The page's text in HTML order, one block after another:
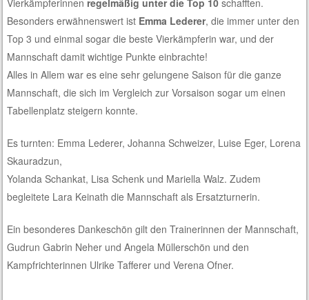
Vierkämpferinnen regelmäßig unter die Top 10 schafften.
Besonders erwähnenswert ist Emma Lederer, die immer unter den
Top 3 und einmal sogar die beste Vierkämpferin war, und der
Mannschaft damit wichtige Punkte einbrachte!
Alles in Allem war es eine sehr gelungene Saison für die ganze
Mannschaft, die sich im Vergleich zur Vorsaison sogar um einen
Tabellenplatz steigern konnte.
Es turnten: Emma Lederer, Johanna Schweizer, Luise Eger, Lorena
Skauradzun,
Yolanda Schankat, Lisa Schenk und Mariella Walz. Zudem
begleitete Lara Keinath die Mannschaft als Ersatzturnerin.
Ein besonderes Dankeschön gilt den Trainerinnen der Mannschaft,
Gudrun Gabrin Neher und Angela Müllerschön und den
Kampfrichterinnen Ulrike Tafferer und Verena Ofner.